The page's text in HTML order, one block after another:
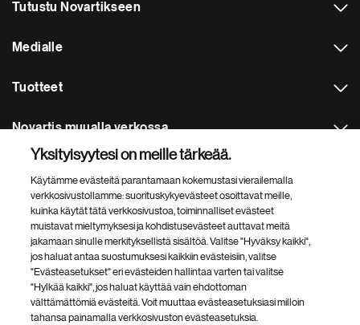
Tutustu Novartikseen
Medialle
Tuotteet
Novartis muualla verkossa
Footer Site Search
Footer
Bottom
© 2026 Novartis Finland Oy
Käyttöehdot, tietosuojailmoitukset ja yhteisösäännöt Evästeasetukset
Yksityisyytesi on meille tärkeää.
Käytämme evästeitä parantamaan kokemustasi vierailemalla
verkkosivustollamme: suorituskykyevästeet osoittavat meille,
kuinka käytät tätä verkkosivustoa, toiminnalliset evästeet
muistavat mieltymyksesi ja kohdistusevästeet auttavat meitä
jakamaan sinulle merkityksellistä sisältöä. Valitse "Hyväksy kaikki",
jos haluat antaa suostumuksesi kaikkiin evästeisiin, valitse
"Evästeasetukset" eri evästeiden hallintaa varten tai valitse
"Hylkää kaikki", jos haluat käyttää vain ehdottoman
välttämättömiä evästeitä. Voit muuttaa evästeasetuksiasi milloin
tahansa painamalla verkkosivuston evästeasetuksia.